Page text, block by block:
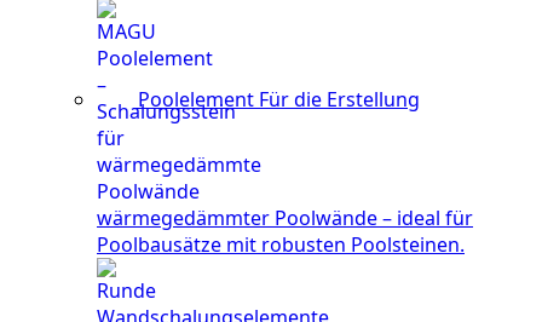
Poolelement Für die Erstellung
wärmegedämmter Poolwände – ideal für
Poolbausätze mit robusten Poolsteinen.